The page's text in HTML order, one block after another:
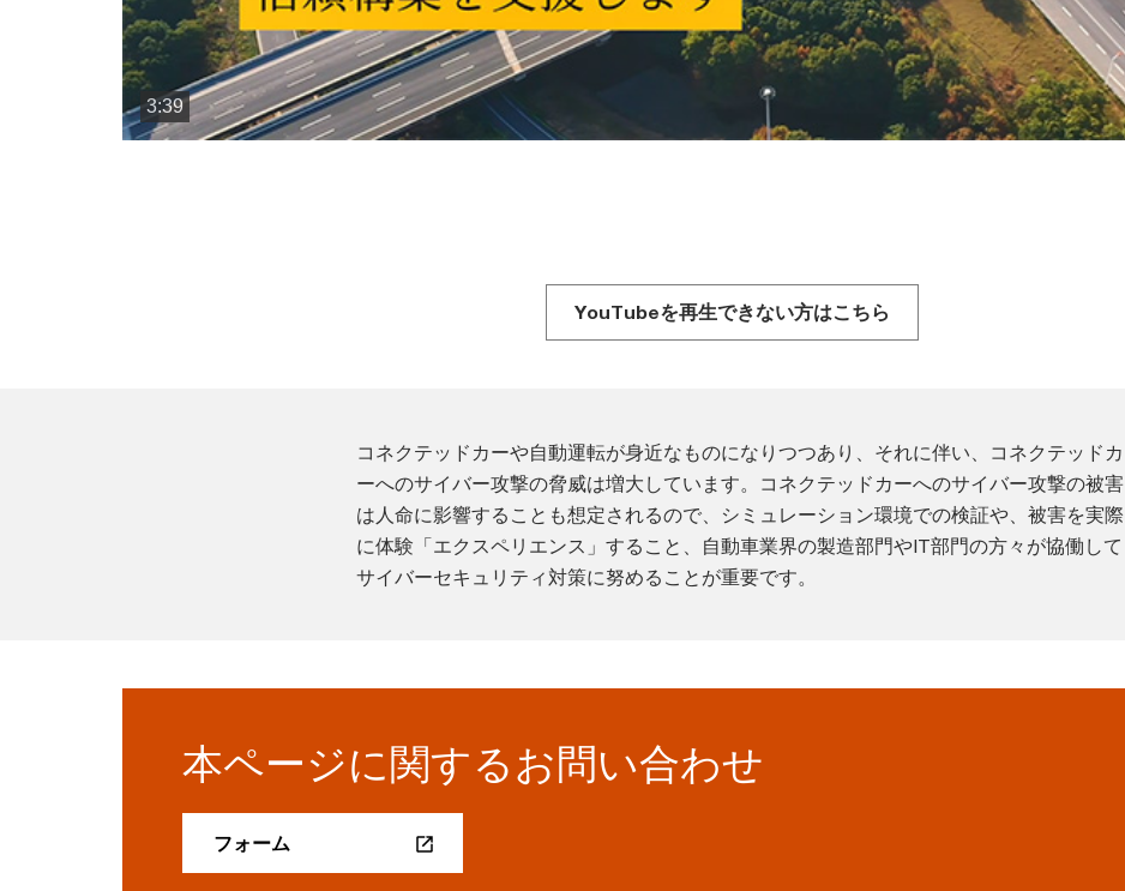
3:39
YouTubeを再生できない方はこちら
コネクテッドカーや自動運転が身近なものになりつつあり、それに伴い、コネクテッドカ
ーへのサイバー攻撃の脅威は増大しています。コネクテッドカーへのサイバー攻撃の被害
は人命に影響することも想定されるので、シミュレーション環境での検証や、被害を実際
に体験「エクスペリエンス」すること、自動車業界の製造部門やIT部門の方々が協働して
サイバーセキュリティ対策に努めることが重要です。
本ページに関するお問い合わせ
フォーム